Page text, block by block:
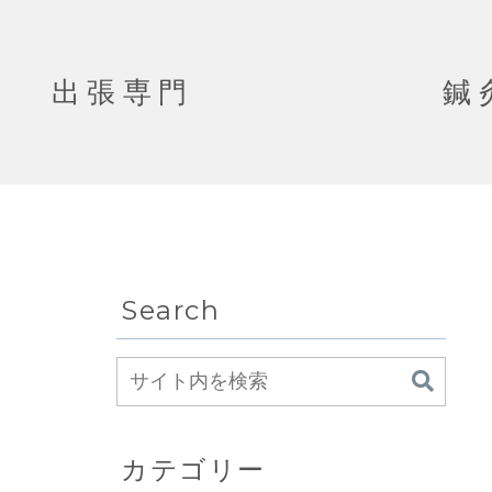
張専門 鍼灸＆
Search
カテゴリー